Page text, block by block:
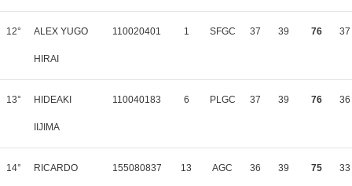
12° ALEX YUGO
HIRAI
110020401 1 SFGC 37 39 76 37
13° HIDEAKI
IIJIMA
110040183 6 PLGC 37 39 76 36
14° RICARDO 155080837 13 AGC 36 39 75 33